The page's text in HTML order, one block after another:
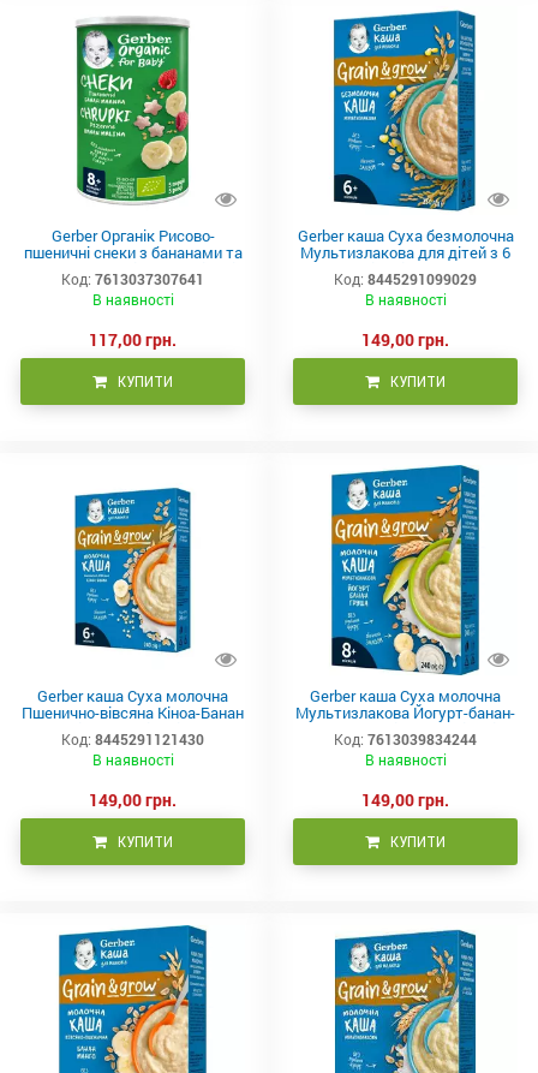
Gerber Органік Рисово-
пшеничні снеки з бананами та
малиною для дітей з 8 місяців
35 г
Код: 7613037307641
В наявності
117,00 грн.
КУПИТИ
Gerber каша Суха безмолочна
Мультизлакова для дітей з 6
місяців 250 г
Код: 8445291099029
В наявності
149,00 грн.
КУПИТИ
Gerber каша Суха молочна
Пшенично-вівсяна Кіноа-Банан
Код: 8445291121430
В наявності
149,00 грн.
КУПИТИ
Gerber каша Суха молочна
Мультизлакова Йогурт-банан-
груша для дітей з 8 місяців
240 г
Код: 7613039834244
В наявності
149,00 грн.
КУПИТИ